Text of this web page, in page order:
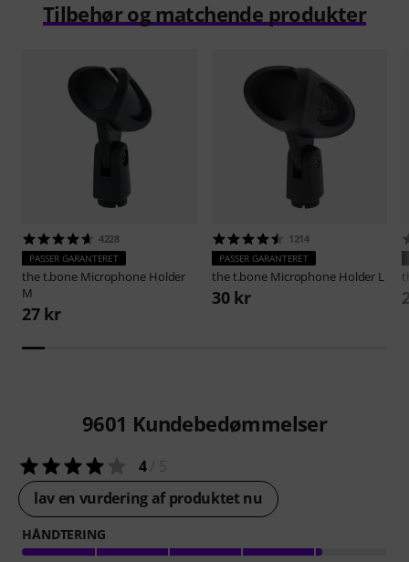
Tilbehør og matchende produkter
4228
PASSER GARANTERET
the t.bone Microphone Holder
M
27 kr
1214
PASSER GARANTERET
the t.bone Microphone Holder L
30 kr
9601 Kundebedømmelser
4/ 5
lav en vurdering af produktet nu
HÅNDTERING